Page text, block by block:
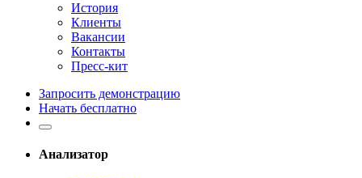
История
Клиенты
Вакансии
Контакты
Пресс-кит
Запросить демонстрацию
Начать бесплатно
Анализатор